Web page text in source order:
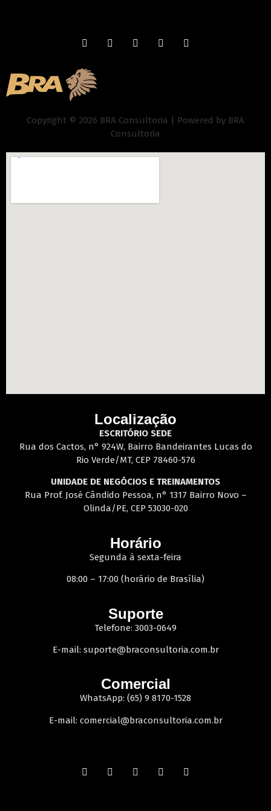
Copyright © 2026 BRA Consultoria | Powered by BRA
Consultoria
Localização
ESCRITÓRIO SEDE
Rua dos Cactos, n° 924W, Bairro Bandeirantes Lucas do
Rio Verde/MT, CEP 78460-576
UNIDADE DE NEGÓCIOS E TREINAMENTOS
Rua Prof. José Cândido Pessoa, n° 1317 Bairro Novo –
Olinda/PE, CEP 53030-020
Horário
Segunda à sexta-feira
08:00 – 17:00 (horário de Brasília)
Suporte
Telefone: 3003-0649
E-mail: suporte@braconsultoria.com.br
Comercial
WhatsApp: (65) 9 8170-1528
E-mail: comercial@braconsultoria.com.br